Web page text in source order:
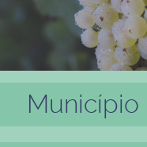
Município